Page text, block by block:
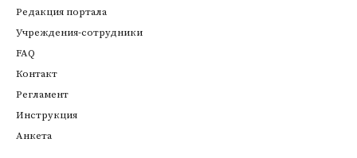
Редакция портала
Учреждения-сотрудники
FAQ
Контакт
Регламент
Инструкция
Анкета